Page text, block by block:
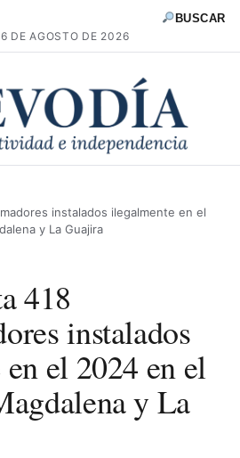
DE AGOSTO DE 2026
BUSCAR
instalados ilegalmente en el
y La Guajira
418
instalados
el 2024 en el
y La